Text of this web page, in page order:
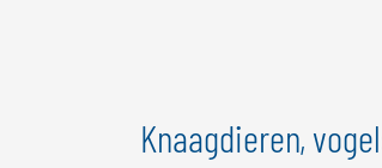
Knaagdieren,